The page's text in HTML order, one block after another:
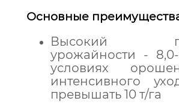
Основные
Высокий
урожайности - 8,0-
условиях
интенсивного
превышать 10 т/га